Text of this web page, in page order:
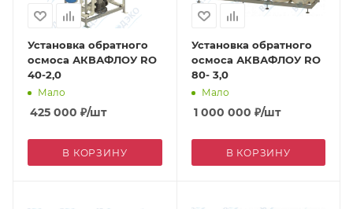
Установка обратного
осмоса АКВАФЛОУ RO
40-2,0
Мало
425 000 ₽/шт
В КОРЗИНУ
Установка обратного
осмоса АКВАФЛОУ RO
80- 3,0
Мало
1 000 000 ₽/шт
В КОРЗИНУ